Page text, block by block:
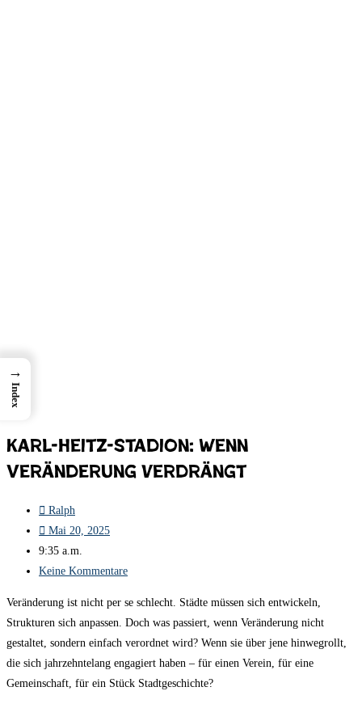
Karl-Heitz-Stadion: Wenn
Veränderung verdrängt
Ralph
Mai 20, 2025
9:35 a.m.
Keine Kommentare
Veränderung ist nicht per se schlecht. Städte müssen sich entwickeln,
Strukturen sich anpassen. Doch was passiert, wenn Veränderung nicht
gestaltet, sondern einfach verordnet wird? Wenn sie über jene hinwegrollt,
die sich jahrzehntelang engagiert haben – für einen Verein, für eine
Gemeinschaft, für ein Stück Stadtgeschichte?
→
Index